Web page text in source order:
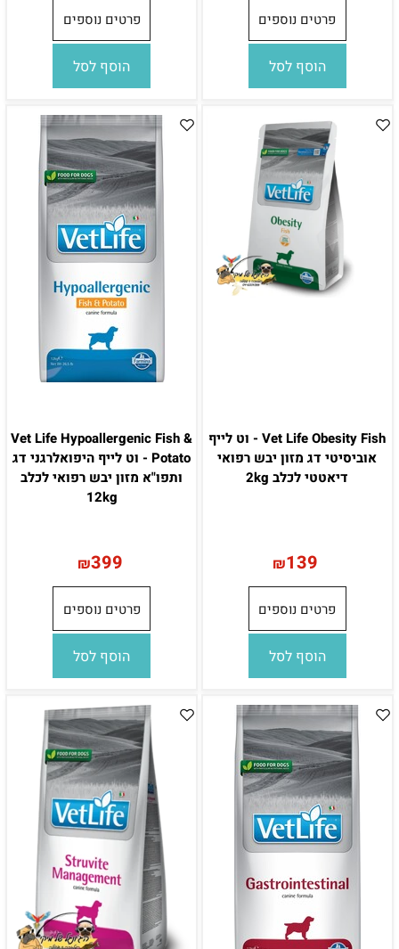
פרטים נוספים
הוסף לסל
פרטים נוספים
הוסף לסל
Vet Life Obesity Fish - וט לייף
אוביסיטי דג מזון יבש רפואי
דיאטטי לכלב 2kg
₪139
פרטים נוספים
הוסף לסל
Vet Life Hypoallergenic Fish &
Potato - וט לייף היפואלרגני דג
ותפו"א מזון יבש רפואי לכלב
12kg
₪399
פרטים נוספים
הוסף לסל